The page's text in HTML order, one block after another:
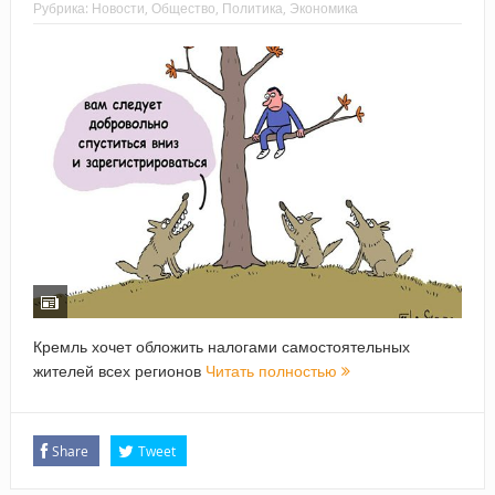
Рубрика: Новости Общество Политика Экономика
Кремль хочет обложить налогами самостоятельных
жителей всех регионов Читать полностью
Share Tweet